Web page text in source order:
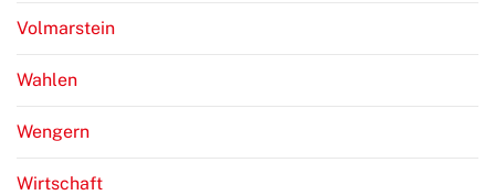
Volmarstein
Wahlen
Wengern
Wirtschaft